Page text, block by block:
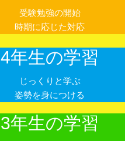
受験勉強の開始
時期に応じた対応
4年生の学習
じっくりと学ぶ
姿勢を身につける
3年生の学習